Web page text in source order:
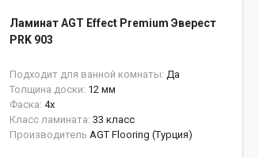
Ламинат AGT Effect Premium Эверест
PRK 903
Подходит для ванной комнаты: Да
Толщина доски: 12 мм
Фаска: 4x
Класс ламината: 33 класс
Производитель AGT Flooring (Турция)